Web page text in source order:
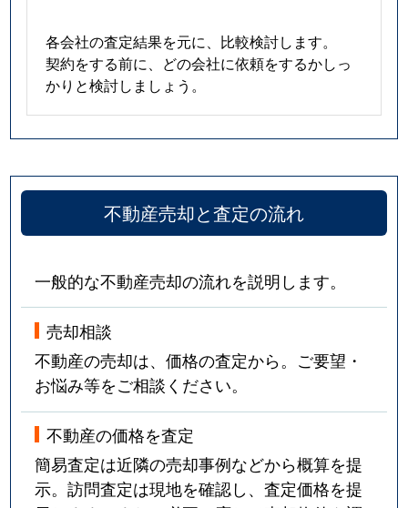
各会社の査定結果を元に、比較検討します。
契約をする前に、どの会社に依頼をするかしっ
かりと検討しましょう。
不動産売却と査定の流れ
一般的な不動産売却の流れを説明します。
売却相談
不動産の売却は、価格の査定から。ご要望・
お悩み等をご相談ください。
不動産の価格を査定
簡易査定は近隣の売却事例などから概算を提
示。訪問査定は現地を確認し、査定価格を提